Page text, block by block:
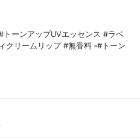
トーンアップUVエッセンス #ラベ
クリームリップ #無香料 ▫️#トーン